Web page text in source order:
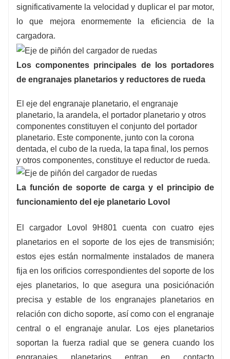
significativamente la velocidad y duplicar el par motor,
lo que mejora enormemente la eficiencia de la
cargadora.
Los componentes principales de los portadores
de engranajes planetarios y reductores de rueda
El eje del engranaje planetario, el engranaje
planetario, la arandela, el portador planetario y otros
componentes constituyen el conjunto del portador
planetario. Este componente, junto con la corona
dentada, el cubo de la rueda, la tapa final, los pernos
y otros componentes, constituye el reductor de rueda.
La función de soporte de carga y el principio de
funcionamiento del eje planetario Lovol
El cargador Lovol 9H801 cuenta con cuatro ejes
planetarios en el soporte de los ejes de transmisión;
estos ejes están normalmente instalados de manera
fija en los orificios correspondientes del soporte de los
ejes planetarios, lo que asegura una posiciónación
precisa y estable de los engranajes planetarios en
relación con dicho soporte, así como con el engranaje
central o el engranaje anular. Los ejes planetarios
soportan la fuerza radial que se genera cuando los